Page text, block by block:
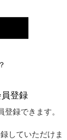
登録
録できます。
していただけま